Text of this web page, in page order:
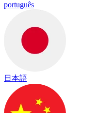
português
日本語